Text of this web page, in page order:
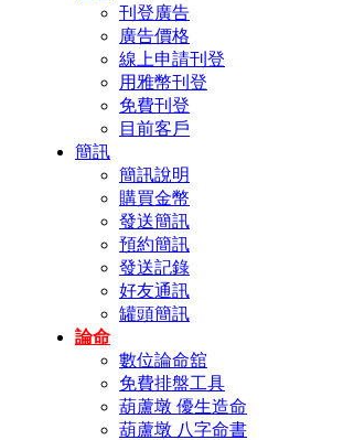
刊登廣告
廣告價格
線上申請刊登
用雅幣刊登
免費刊登
目前客戶
簡訊
簡訊說明
購買金幣
發送簡訊
預約簡訊
發送記錄
好友通訊
罐頭簡訊
論命
數位論命舘
免費排盤工具
葫蘆墩 優生造命
葫蘆墩 八字命書